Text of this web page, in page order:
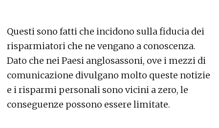
Questi sono fatti che incidono sulla fiducia dei
risparmiatori che ne vengano a conoscenza.
Dato che nei Paesi anglosassoni, ove i mezzi di
comunicazione divulgano molto queste notizie
e i risparmi personali sono vicini a zero, le
conseguenze possono essere limitate.